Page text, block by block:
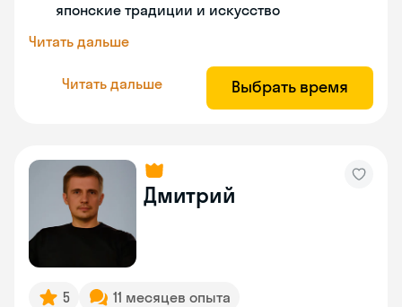
японские традиции и искусство
Читать дальше
Читать дальше Выбрать время
Дмитрий
5 11 месяцев опыта